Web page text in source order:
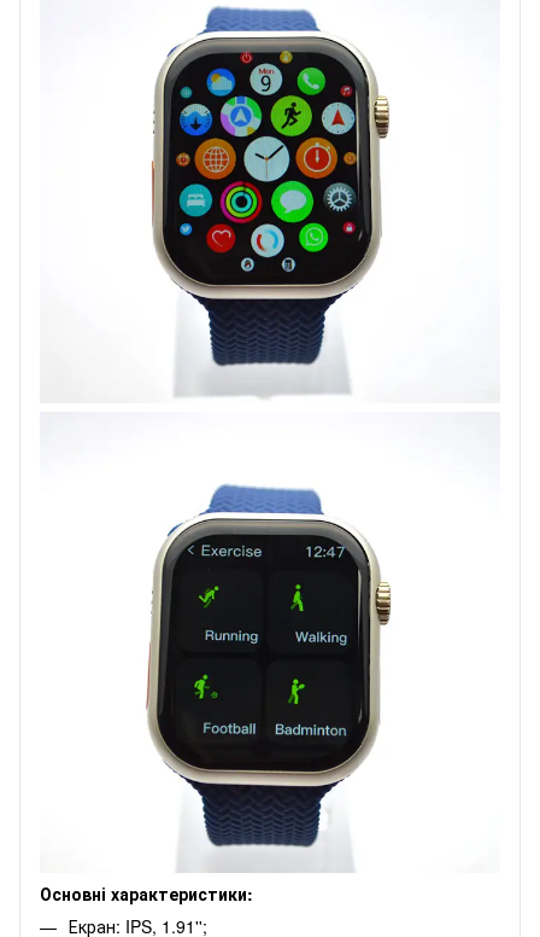
Основні характеристики:
Екран: IPS, 1.91'';